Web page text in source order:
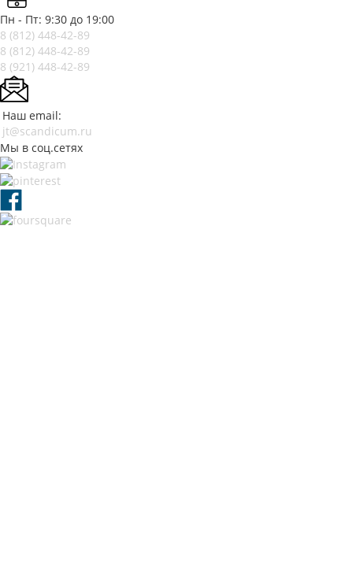
Пн - Пт: 9:30 до 19:00
8 (812) 448-42-89
8 (812) 448-42-89
8 (921) 448-42-89
Наш email:
jt@scandicum.ru
Мы в соц.сетях